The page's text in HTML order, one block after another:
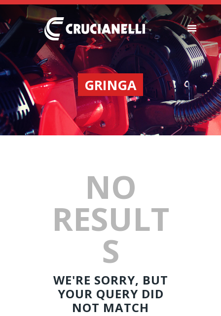
GRINGA
SEEDERS
FERTILIZER
SPREADERS
ABOUT US
DEALERSHIPS
NEWS
NO
RESULT
S
WE'RE SORRY, BUT
YOUR QUERY DID
NOT MATCH